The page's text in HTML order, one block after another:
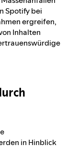
Spotify bei
ergreifen,
Inhalten
in Hinblick